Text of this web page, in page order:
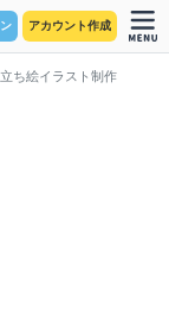
アカウント作成
立ち絵イラスト制作